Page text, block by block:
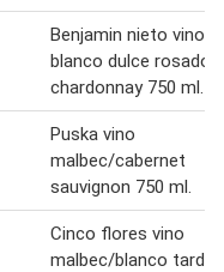
Benjamin nieto vino
blanco dulce rosado
chardonnay 750 ml.
Puska vino
malbec/cabernet
sauvignon 750 ml.
Cinco flores vino
malbec/blanco tardio